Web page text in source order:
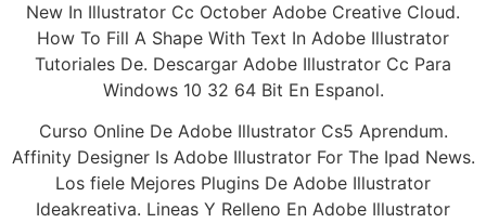
New In Illustrator Cc October Adobe Creative Cloud.
How To Fill A Shape With Text In Adobe Illustrator
Tutoriales De. Descargar Adobe Illustrator Cc Para
Windows 10 32 64 Bit En Espanol.
Curso Online De Adobe Illustrator Cs5 Aprendum.
Affinity Designer Is Adobe Illustrator For The Ipad News.
Los fiele Mejores Plugins De Adobe Illustrator
Ideakreativa. Lineas Y Relleno En Adobe Illustrator